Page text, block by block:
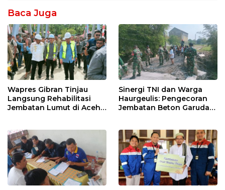
Baca Juga
Wapres Gibran Tinjau
Langsung Rehabilitasi
Jembatan Lumut di Aceh
Sinergi TNI dan Warga
Haurgeulis: Pengecoran
Jembatan Beton Garuda